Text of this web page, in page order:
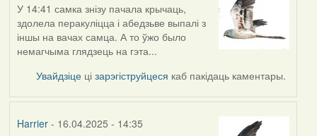
У 14:41 самка знізу пачала крычаць,
здолела перакуліцца і абедзьве выпалі з
іншы на вачах самца. А то ўжо было
немагчыма глядзець на гэта...
Увайдзіце цізарэгіструйцеся каб пакідаць каментары.
Harrier- 16.04.2025 - 14:35